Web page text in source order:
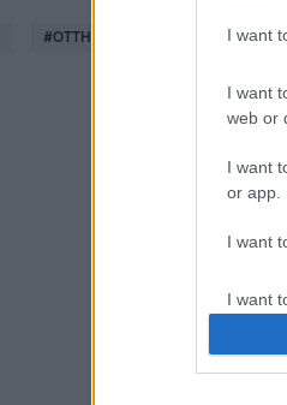
I want
I want
web or
I want
or app.
I want
I want
#OTTHON #